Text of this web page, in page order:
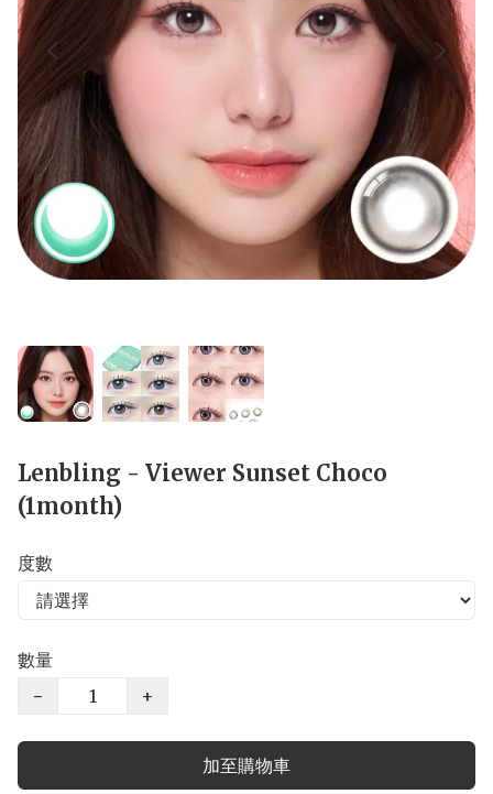
Lenbling - Viewer Sunset Choco
(1month)
度數
數量
−
+
加至購物車